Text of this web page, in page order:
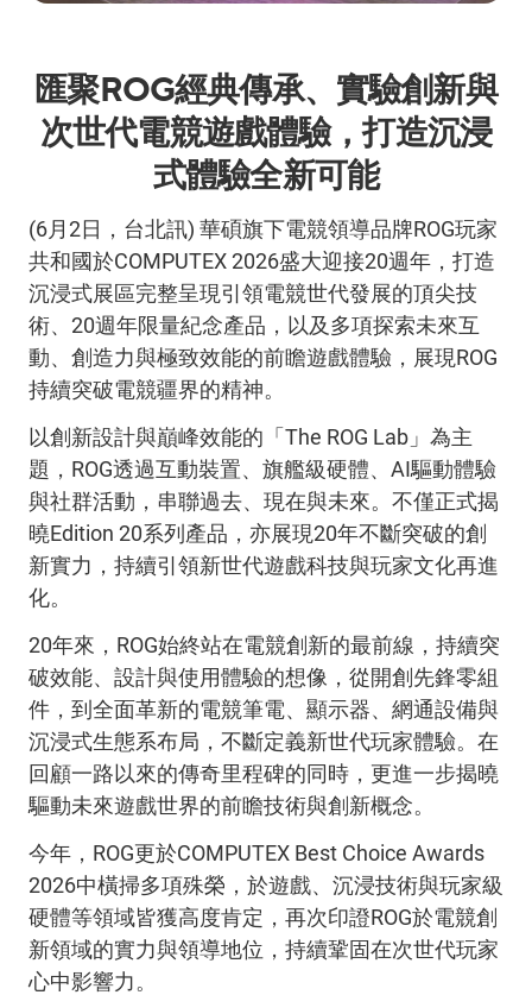
匯聚ROG經典傳承、實驗創新與
次世代電競遊戲體驗，打造沉浸
式體驗全新可能
(6月2日，台北訊) 華碩旗下電競領導品牌ROG玩家
共和國於COMPUTEX 2026盛大迎接20週年，打造
沉浸式展區完整呈現引領電競世代發展的頂尖技
術、 20週年限量紀念產品，以及多項探索未來互
動、創造力與極致效能的前瞻遊戲體驗，展現ROG
持續突破電競疆界的精神。
以創新設計與巔峰效能的「 The ROG Lab 」為主
題， ROG透過互動裝置、旗艦級硬體、 AI驅動體驗
與社群活動，串聯過去、現在與未來。不僅正式揭
曉Edition 20系列產品，亦展現20年不斷突破的創
新實力，持續引領新世代遊戲科技與玩家文化再進
化。
20年來， ROG始終站在電競創新的最前線，持續突
破效能、設計與使用體驗的想像，從開創先鋒零組
件，到全面革新的電競筆電、顯示器、網通設備與
沉浸式生態系布局，不斷定義新世代玩家體驗。在
回顧一路以來的傳奇里程碑的同時，更進一步揭曉
驅動未來遊戲世界的前瞻技術與創新概念。
今年， ROG更於COMPUTEX Best Choice Awards
2026中橫掃多項殊榮，於遊戲、沉浸技術與玩家級
硬體等領域皆獲高度肯定，再次印證ROG於電競創
新領域的實力與領導地位，持續鞏固在次世代玩家
心中影響力。